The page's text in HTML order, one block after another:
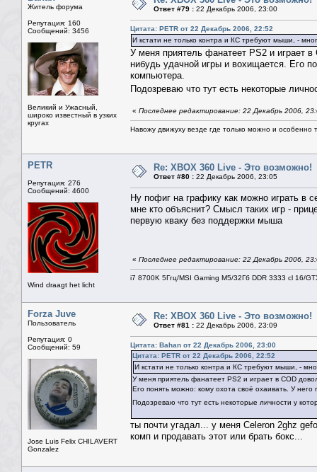
Житель форума
Репутация: 160
Сообщений: 3456
Великий и Ужасный,
широко известный в узких
кругах
Ответ #79 : 22 Декабрь 2006, 23:00
Цитата: PETR от 22 Декабрь 2006, 22:52
И кстати не только контра и КС требуют мыши, -
У меня приятель фанатеет PS2 и играет
нибудь удачной игры и вохищается. Его
компьютера.
Подозреваю что тут есть некоторые
« Последнее редактирование: 22 Декабрь 2006,
Навожу движуху везде где только можно и особенно
PETR
Репутация: 276
Сообщений: 4600
Wind draagt het licht
Re: XBOX 360 Live - Это возможно!
Ответ #80 : 22 Декабрь 2006, 23:05
Ну пофиг на графику как можно играть в
мне кто объяснит? Смысл таких игр -
первую кваку без поддержки мыша
« Последнее редактирование: 22 Декабрь 2006,
i7 8700K 5Ггц/MSI Gaming M5/32Гб DDR 3333 cl 16/
Forza Juve
Пользователь
Репутация: 0
Сообщений: 59
Jose Luis Felix CHILAVERT
Gonzalez
Re: XBOX 360 Live - Это возможно!
Ответ #81 : 22 Декабрь 2006, 23:09
Цитата: Bahan от 22 Декабрь 2006, 23:00
Цитата: PETR от 22 Декабрь 2006, 22:52
И кстати не только контра и КС требуют мыши, -
У меня приятель фанатеет PS2 и играет в COD
Его понять можно: кому охота своё охаивать. У него
Подозреваю что тут есть некоторые личности у
ты почти угадал... у меня Celeron 2ghz
комп и продавать этот или брать бокс...